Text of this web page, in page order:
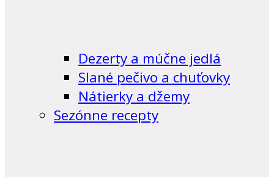
Dezerty a múčne jedlá
Slané pečivo a chuťovky
Nátierky a džemy
Sezónne recepty